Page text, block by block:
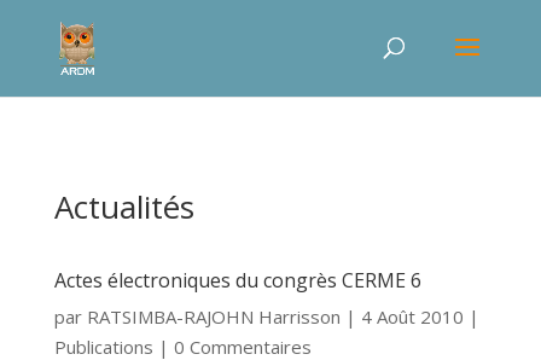
Actualités
Actes électroniques du congrès CERME 6
par RATSIMBA-RAJOHN Harrisson | 4 Août 2010 |
Publications | 0 Commentaires